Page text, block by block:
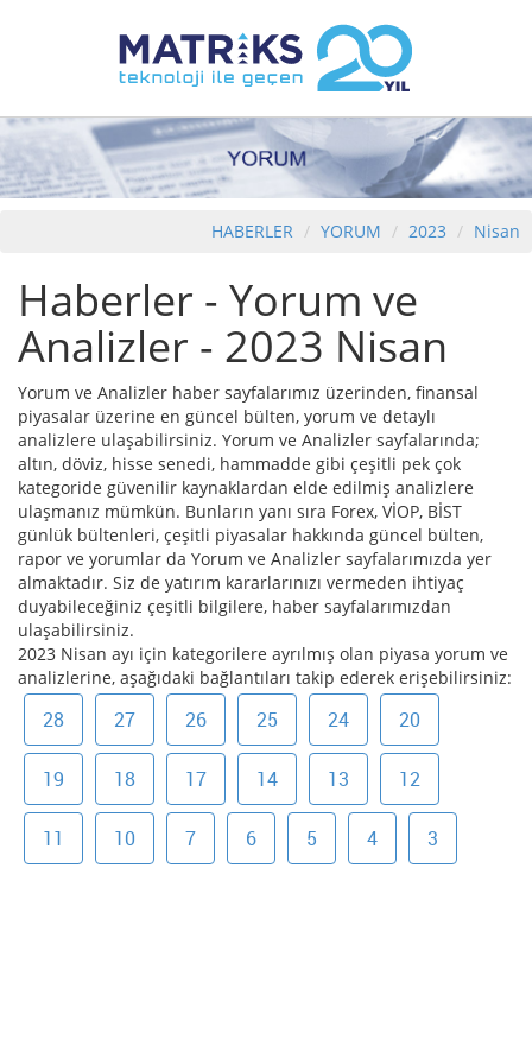
HABERLER YORUM 2023 Nisan
Haberler - Yorum ve
Analizler - 2023 Nisan
Yorum ve Analizler haber sayfalarımız üzerinden, finansal
piyasalar üzerine en güncel bülten, yorum ve detaylı
analizlere ulaşabilirsiniz. Yorum ve Analizler sayfalarında;
altın, döviz, hisse senedi, hammadde gibi çeşitli pek çok
kategoride güvenilir kaynaklardan elde edilmiş analizlere
ulaşmanız mümkün. Bunların yanı sıra Forex, VİOP, BİST
günlük bültenleri, çeşitli piyasalar hakkında güncel bülten,
rapor ve yorumlar da Yorum ve Analizler sayfalarımızda yer
almaktadır. Siz de yatırım kararlarınızı vermeden ihtiyaç
duyabileceğiniz çeşitli bilgilere, haber sayfalarımızdan
ulaşabilirsiniz.
2023 Nisan ayı için kategorilere ayrılmış olan piyasa yorum ve
analizlerine, aşağıdaki bağlantıları takip ederek erişebilirsiniz:
28 27 26 25 24 20
19 18 17 14 13 12
11 10 7 6 5 4 3